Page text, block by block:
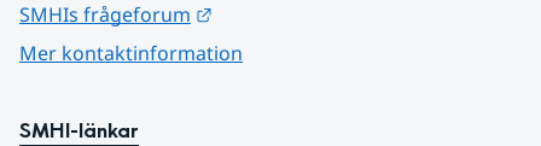
SMHIs frågeforum
Mer kontaktinformation
SMHI-länkar